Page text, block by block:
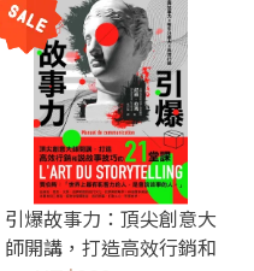
引爆故事力：頂尖創意大
師開講，打造高效行銷和